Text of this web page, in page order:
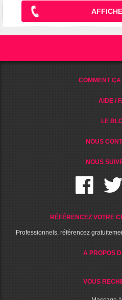
COMMENT
AIDE /
LE
NOUS
NOUS
RÉFÉRENCEZ VOTRE
Professionnels, référencez
A PROPOS
VOUS